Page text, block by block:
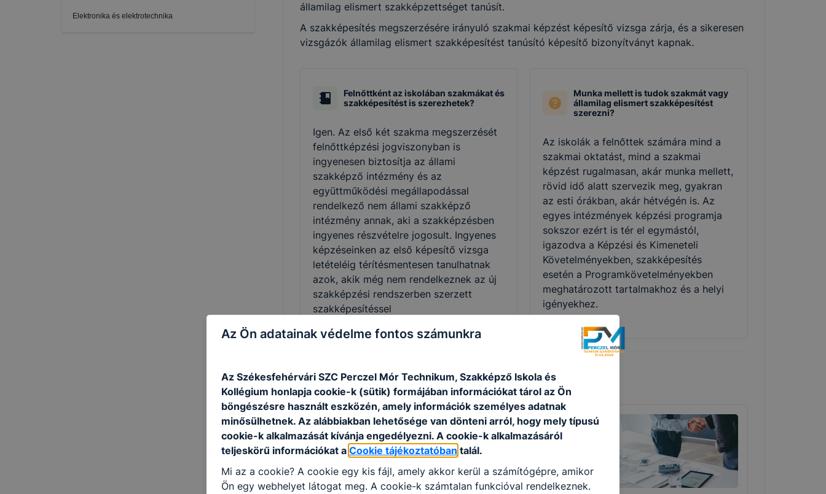
Elektronika és elektrotechnika
államilag elismert szakképzettséget tanúsít.
A szakképesítés megszerzésére irányuló szakmai képzést képesítő vizsga zárja, és a sikeresen
vizsgázók államilag elismert szakképesítést tanúsító képesítő bizonyítványt kapnak.
Felnőttként az iskolában szakmákat és
szakképesítést is szerezhetek?
Igen. Az első két szakma megszerzését
felnőttképzési jogviszonyban is
ingyenesen biztosítja az állami
szakképző intézmény és az
együttműködési megállapodással
rendelkező nem állami szakképző
intézmény annak, aki a szakképzésben
ingyenes részvételre jogosult. Ingyenes
képzéseinken az első képesítő vizsga
letételéig térítésmentesen tanulhatnak
azok, akik még nem rendelkeznek az új
szakképzési rendszerben szerzett
szakképesítéssel
Munka mellett is tudok szakmát vagy
államilag elismert szakképesítést
szerezni?
Az iskolák a felnőttek számára mind a
szakmai oktatást, mind a szakmai
képzést rugalmasan, akár munka mellett,
rövid idő alatt szervezik meg, gyakran
az esti órákban, akár hétvégén is. Az
egyes intézmények képzési programja
sokszor ezért is tér el egymástól,
igazodva a Képzési és Kimeneteli
Követelményekben, szakképesítés
esetén a Programkövetelményekben
meghatározott tartalmakhoz és a helyi
igényekhez.
Szakmák
Az Ön adatainak védelme fontos számunkra
Az Székesfehérvári SZC Perczel Mór Technikum, Szakképző Iskola és
Kollégium honlapja cookie-k (sütik) formájában információkat tárol az Ön
böngészésre használt eszközén, amely információk személyes adatnak
minősülhetnek. Az alábbiakban lehetősége van dönteni arról, hogy mely típusú
cookie-k alkalmazását kívánja engedélyezni. A cookie-k alkalmazásáról
teljeskörű információkat a Cookie tájékoztatóban talál.
Mi az a cookie? A cookie egy kis fájl, amely akkor kerül a számítógépre, amikor
Ön egy webhelyet látogat meg. A cookie-k számtalan funkcióval rendelkeznek.